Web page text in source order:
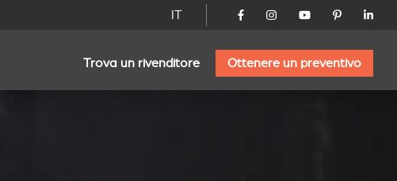
IT
Trova un rivenditore Ottenere un preventivo